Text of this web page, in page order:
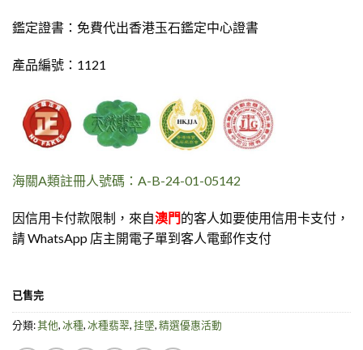
鑑定證書：免費代出香港玉石鑑定中心證書
產品編號：1121
海關A類註冊人號碼：A-B-24-01-05142
因信用卡付款限制，來自澳門的客人如要使用信用卡支付，
請 WhatsApp 店主開電子單到客人電郵作支付
已售完
分類:其他,冰種,冰種翡翠,挂墜,精選優惠活動